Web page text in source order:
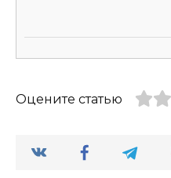
Оцените статью